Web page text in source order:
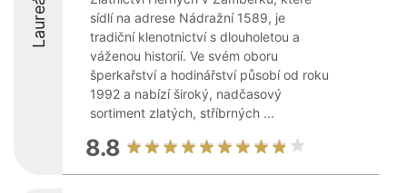
Laureáti
sídlí na adrese Nádražní 1589, je
tradiční klenotnictví s dlouholetou a
váženou historií. Ve svém oboru
šperkařství a hodinářství působí od roku
1992 a nabízí široký, nadčasový
sortiment zlatých, stříbrných ...
8.8